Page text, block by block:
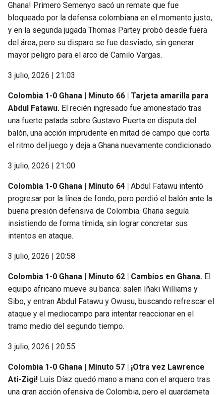
Ghana! Primero Semenyo sacó un remate que fue
bloqueado por la defensa colombiana en el momento justo,
y en la segunda jugada Thomas Partey probó desde fuera
del área, pero su disparo se fue desviado, sin generar
mayor peligro para el arco de Camilo Vargas.
3 julio, 2026 | 21:03
Colombia 1-0 Ghana | Minuto 66 | Tarjeta amarilla para
Abdul Fatawu. El recién ingresado fue amonestado tras
una fuerte patada sobre Gustavo Puerta en disputa del
balón, una acción imprudente en mitad de campo que corta
el ritmo del juego y deja a Ghana nuevamente condicionado.
3 julio, 2026 | 21:00
Colombia 1-0 Ghana | Minuto 64 | Abdul Fatawu intentó
progresar por la línea de fondo, pero perdió el balón ante la
buena presión defensiva de Colombia. Ghana seguía
insistiendo de forma tímida, sin lograr concretar sus
intentos en ataque.
3 julio, 2026 | 20:58
Colombia 1-0 Ghana | Minuto 62 | Cambios en Ghana. El
equipo africano mueve su banca: salen Iñaki Williams y
Sibo, y entran Abdul Fatawu y Owusu, buscando refrescar el
ataque y el mediocampo para intentar reaccionar en el
tramo medio del segundo tiempo.
3 julio, 2026 | 20:55
Colombia 1-0 Ghana | Minuto 57 | ¡Otra vez Lawrence
Ati-Zigi! Luis Díaz quedó mano a mano con el arquero tras
una gran acción ofensiva de Colombia, pero el guardameta